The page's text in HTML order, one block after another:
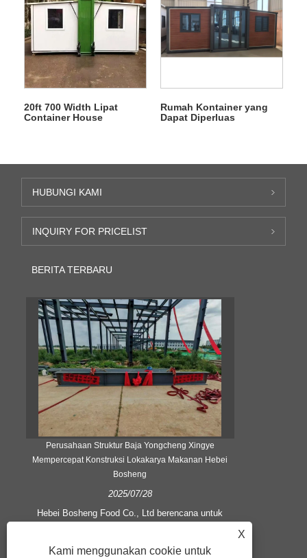
20ft 700 Width Lipat
Container House
Rumah Kontainer yang
Dapat Diperluas
HUBUNGI KAMI
INQUIRY FOR PRICELIST
BERITA TERBARU
Perusahaan Struktur Baja Yongcheng Xingye
Mempercepat Konstruksi Lokakarya Makanan Hebei
Bosheng
2025/07/28
Hebei Bosheng Food Co., Ltd berencana untuk
per tahun. Bentuk struktural bangunan pabrik
X
Kami menggunakan cookie untuk